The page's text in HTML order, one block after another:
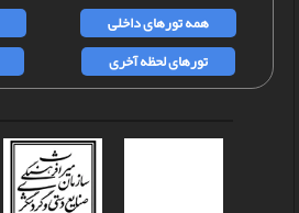
همه تورهای داخلی
تورهای لحظه آخری